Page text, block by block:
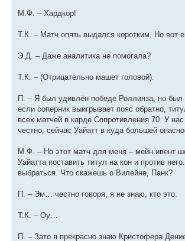
М.Ф. – Хардкор!
Т.К. – Матч опять выдался коротким. Но вот
Э.Д. – Даже аналитика не помогала?
Т.К. – (Отрицательно машет головой).
П. – Я был удивлён победе Роллинза, но был
если соперник выигрывает пояс обратно,
всех матчей в карде Сопротивления 70. У
честно, сейчас Уайатт в куда большей
М.Ф. – Но этот матч для меня – мейн ивент
Уайатта поставить титул на кон и против
выбраться. Что скажешь о Вилейне, Панк?
П. – Эм… честно говоря, я не знаю, кто это.
Т.К. – Оу…
П. – Зато я прекрасно знаю Кристофера